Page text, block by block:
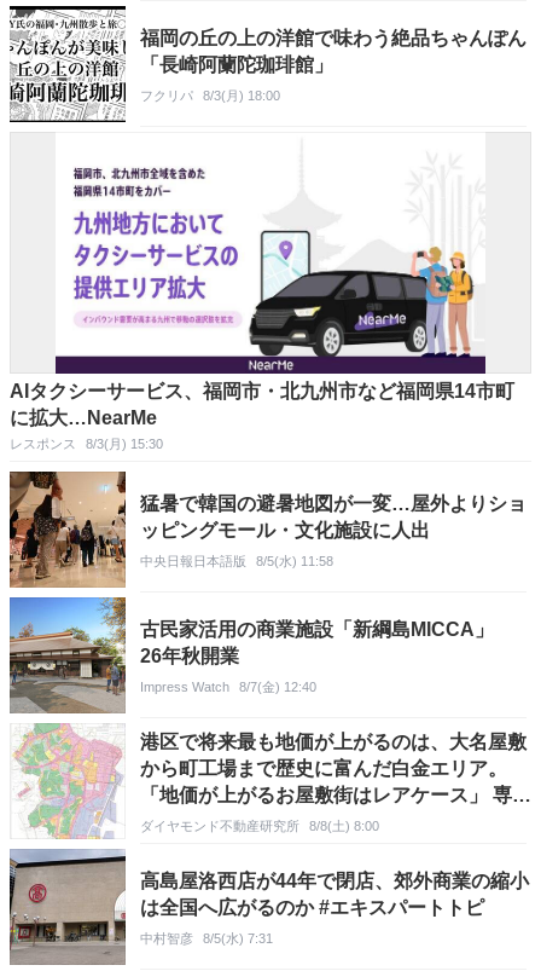
福岡の丘の上の洋館で味わう絶品ちゃんぽん
「長崎阿蘭陀珈琲館」
フクリパ 8/3(月) 18:00
AIタクシーサービス、福岡市・北九州市など福岡県14市町
に拡大…NearMe
レスポンス 8/3(月) 15:30
猛暑で韓国の避暑地図が一変…屋外よりショ
ッピングモール・文化施設に人出
中央日報日本語版 8/5(水) 11:58
古民家活用の商業施設「新綱島MICCA」
26年秋開業
Impress Watch 8/7(金) 12:40
港区で将来最も地価が上がるのは、大名屋敷
から町工場まで歴史に富んだ白金エリア。
「地価が上がるお屋敷街はレアケース」 専門
家が街を歩いて調査【10年後の地価上昇率ラ
ダイヤモンド不動産研究所 8/8(土) 8:00
高島屋洛西店が44年で閉店、郊外商業の縮小
は全国へ広がるのか #エキスパートトピ
中村智彦 8/5(水) 7:31